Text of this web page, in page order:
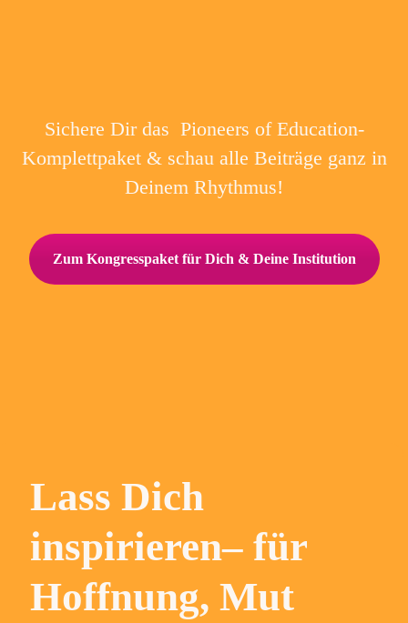
Sichere Dir das Pioneers of Education-
Komplettpaket & schau alle Beiträge ganz in
Deinem Rhythmus!
Zum Kongresspaket für Dich & Deine Institution
Lass Dich
inspirieren– für
Hoffnung, Mut